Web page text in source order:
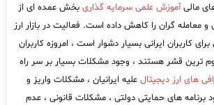
مالیآموزش علمی سرمایه گذاری بخش عمده ای از
و معامله گران را کاهش داده است. فعالیت در بازار ارز
کاربران ایرانی بسیار دشوار است ، امروزه کاربران
ترین قشر هستند ، وجود مشکلات بسیار بر سر راه
های ارز دیجیتال علیه ایرانیان ، مشکلات واریز و
برنامه های حمایتی دولتی ، مشکلات قانونی ، عدم